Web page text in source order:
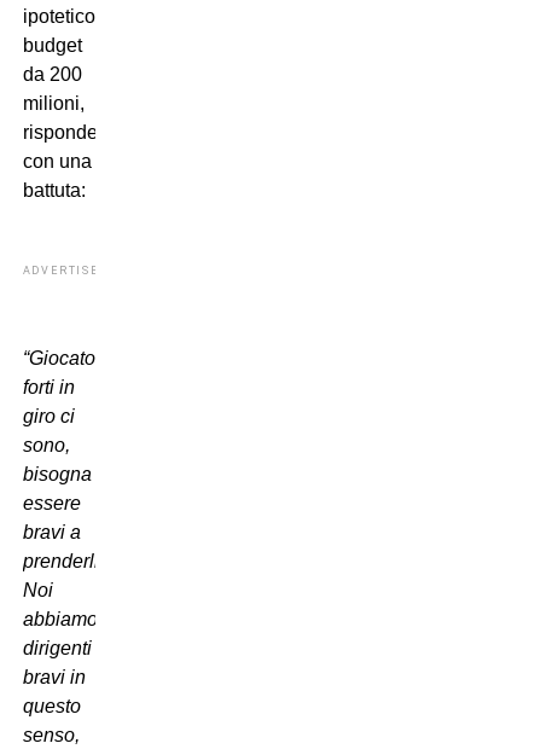
ipotetico
budget
da 200
milioni,
risponde
con una
battuta:
ADVERTISEMENT
“Giocatori
forti in
giro ci
sono,
bisogna
essere
bravi a
prenderli.
Noi
abbiamo
dirigenti
bravi in
questo
senso,